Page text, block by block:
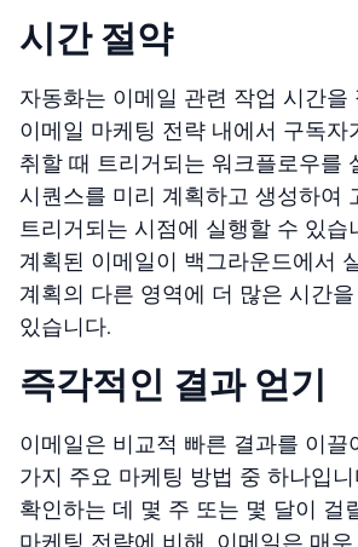
시간 절약
자동화는 이메일 관련 작업 시간을
이메일 마케팅 전략 내에서 구독자
취할 때 트리거되는 워크플로우를
시퀀스를 미리 계획하고 생성하여
트리거되는 시점에 실행할 수 있습
계획된 이메일이 백그라운드에서
계획의 다른 영역에 더 많은 시간
있습니다.
즉각적인 결과 얻기
이메일은 비교적 빠른 결과를 이끌
가지 주요 마케팅 방법 중 하나입
확인하는 데 몇 주 또는 몇 달이 걸